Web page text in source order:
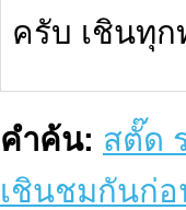
ครับ เชินทุ
คำค้น: สตั๊ด
เชินชมกันก่